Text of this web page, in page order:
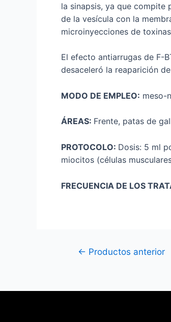
la sinapsis, ya que compite
de la vesícula con la
microinyecciones de
El efecto antiarrugas de F-
desaceleró la reaparición
MODO DE EMPLEO: meso-
ÁREAS: Frente, patas de
PROTOCOLO: Dosis: 5 ml
miocitos (células
FRECUENCIA DE LOS
← Productos anterior